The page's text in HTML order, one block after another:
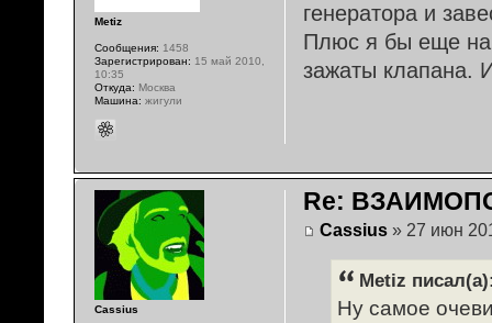
генератора и
Плюс я бы еще на
зажаты клапана.
Metiz
Сообщения: 1458
Зарегистрирован: 15 май 2010,
10:35
Откуда: Москва
Машина: жигули
Re:
Cassius» 27 июн
Metiz
Ну самое
Cassius